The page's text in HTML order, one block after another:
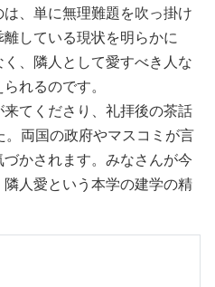
、単に無理難題を吹っ掛け
している現状を明らかに
、隣人として愛すべき人な
れるのです。
てくださり、礼拝後の茶話
両国の政府やマスコミが言
かされます。みなさんが今
人愛という本学の建学の精